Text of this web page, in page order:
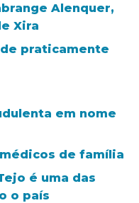
Alenquer,
Xira
praticamente
em nome
de família
é uma das
o país